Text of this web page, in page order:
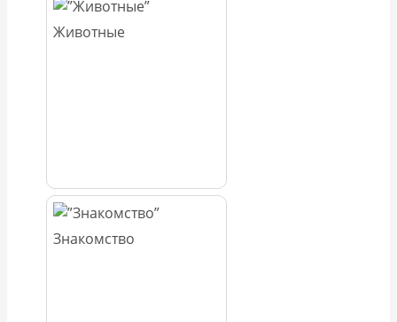
Животные
Знакомство